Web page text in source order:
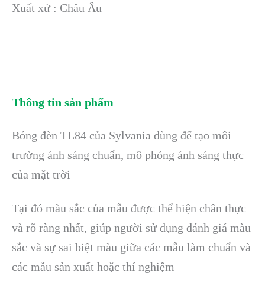
Xuất xứ : Châu Âu
Thông tin sản phẩm
Bóng đèn TL84 của Sylvania dùng để tạo môi
trường ánh sáng chuẩn, mô phỏng ánh sáng thực
của mặt trời
Tại đó màu sắc của mẫu được thể hiện chân thực
và rõ ràng nhất, giúp người sử dụng đánh giá màu
sắc và sự sai biệt màu giữa các mẫu làm chuẩn và
các mẫu sản xuất hoặc thí nghiệm